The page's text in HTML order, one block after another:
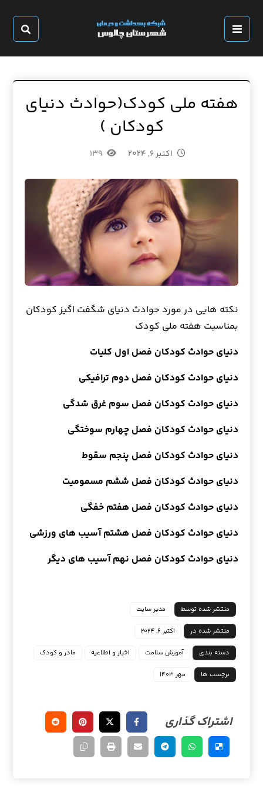
هفته ملی کودک(حوادث دنیای
کودکان )
اکتبر ۶, ۲۰۲۴ ۱۳۹
نکته هایی در مورد حوادث دنیای شگفت اگیز کودکان
بمناسبت هفته ملی کودک
دنیای حوادث کودکان فصل اول کلیات
دنیای حوادث کودکان فصل دوم ترافیکی
دنیای حوادث کودکان فصل سوم غرق شدگی
دنیای حوادث کودکان فصل چهارم سوختگی
دنیای حوادث کودکان فصل پنجم سقوط
دنیای حوادث کودکان فصل ششم مسمومیت
دنیای حوادث کودکان فصل هفتم خفگی
دنیای حوادث کودکان فصل هشتم آسیب های ورزشی
دنیای حوادث کودکان فصل نهم آسیب های دیگر
منتشر شده توسط مدیر سایت
منتشر شده در اکتبر ۶, ۲۰۲۴
دسته بندی آموزش سلامت اخبار و اطلاعیه مادر و کودک
برچسب ها مهر ۱۴۰۳